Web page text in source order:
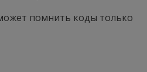
помнить коды только